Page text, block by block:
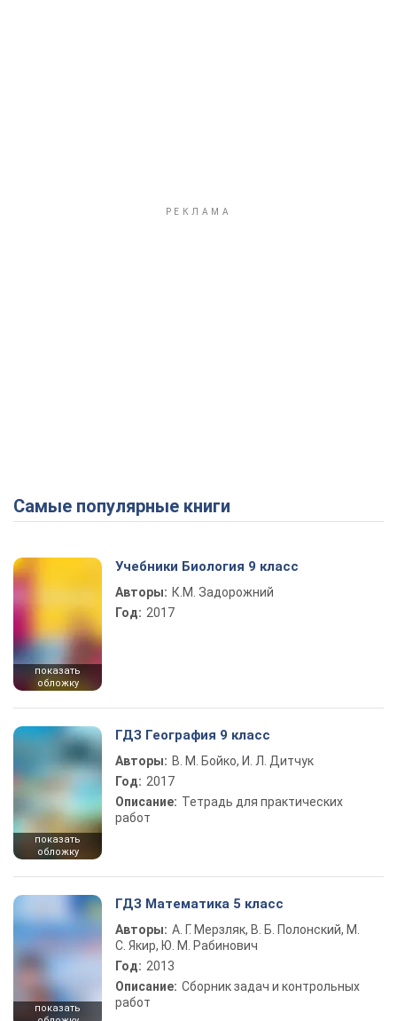
Самые популярные книги
показать
обложку
Учебники Биология 9 класс
Авторы: К.М. Задорожний
Год: 2017
показать
обложку
ГДЗ География 9 класс
Авторы: В. М. Бойко, И. Л. Дитчук
Год: 2017
Описание: Тетрадь для практических
работ
показать
ГДЗ Математика 5 класс
Авторы: А. Г. Мерзляк, В. Б. Полонский, М.
С. Якир, Ю. М. Рабинович
Год: 2013
Описание: Сборник задач и контрольных
работ